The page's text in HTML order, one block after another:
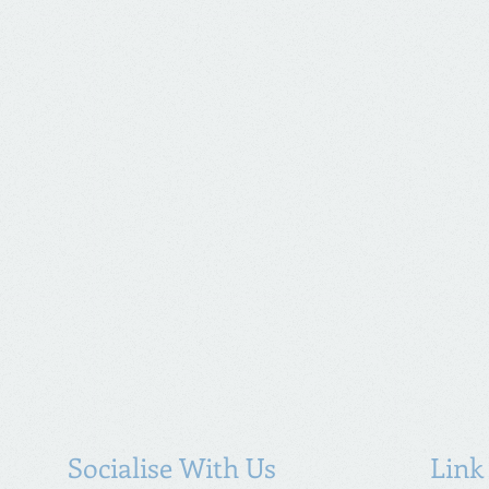
Socialise With Us Link